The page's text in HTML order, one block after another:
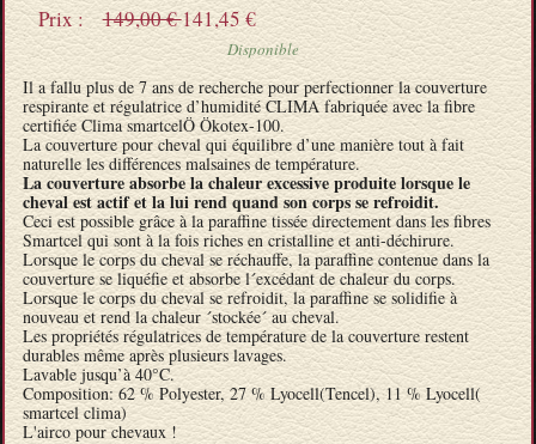
Prix : 149,00 €141,45 €
Disponible
Il a fallu plus de 7 ans de recherche pour perfectionner la couverture
respirante et régulatrice d’humidité CLIMA fabriquée avec la fibre
certifiée Clima smartcelÖ Ökotex-100.
La couverture pour cheval qui équilibre d’une manière tout à fait
naturelle les différences malsaines de température.
La couverture absorbe la chaleur excessive produite lorsque le
cheval est actif et la lui rend quand son corps se refroidit.
Ceci est possible grâce à la paraffine tissée directement dans les fibres
Smartcel qui sont à la fois riches en cristalline et anti-déchirure.
Lorsque le corps du cheval se réchauffe, la paraffine contenue dans la
couverture se liquéfie et absorbe l´excédant de chaleur du corps.
Lorsque le corps du cheval se refroidit, la paraffine se solidifie à
nouveau et rend la chaleur ´stockée´ au cheval.
Les propriétés régulatrices de température de la couverture restent
durables même après plusieurs lavages.
Lavable jusqu’à 40°C.
Composition: 62 % Polyester, 27 % Lyocell(Tencel), 11 % Lyocell(
smartcel clima)
L'airco pour chevaux !